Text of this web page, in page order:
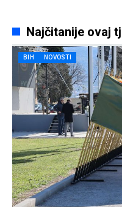
Najčitanije ovaj
BIH NOVOSTI